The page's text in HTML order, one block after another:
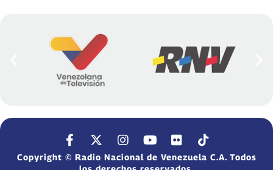
Copyright © Radio Nacional de Venezuela C.A. Todos